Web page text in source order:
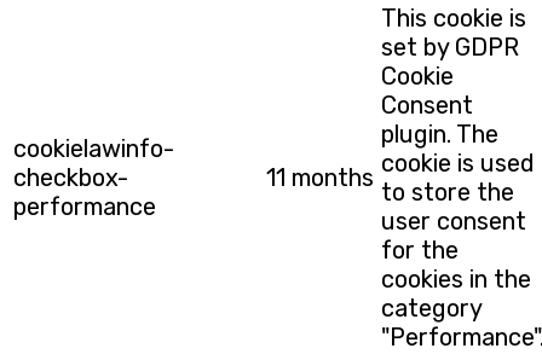
cookielawinfo-
checkbox-
performance
11 months
This cookie is
set by GDPR
Cookie
Consent
plugin. The
cookie is used
to store the
user consent
for the
cookies in the
category